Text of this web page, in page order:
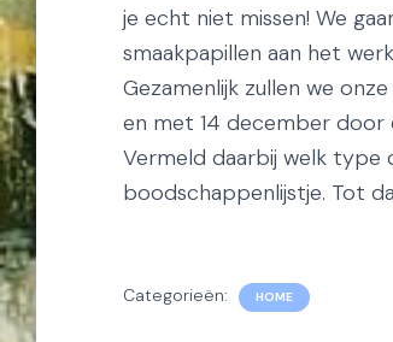
je echt niet missen! We
smaakpapillen aan het
Gezamenlijk zullen we
en met 14 december door
Vermeld daarbij welk type
boodschappenlijstje. Tot
Categorieën: HOME